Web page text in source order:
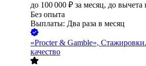
до 100 000 ₽ за месяц, до вычета
Без опыта
Выплаты: Два раза в месяц
«Procter & Gamble»,
качество